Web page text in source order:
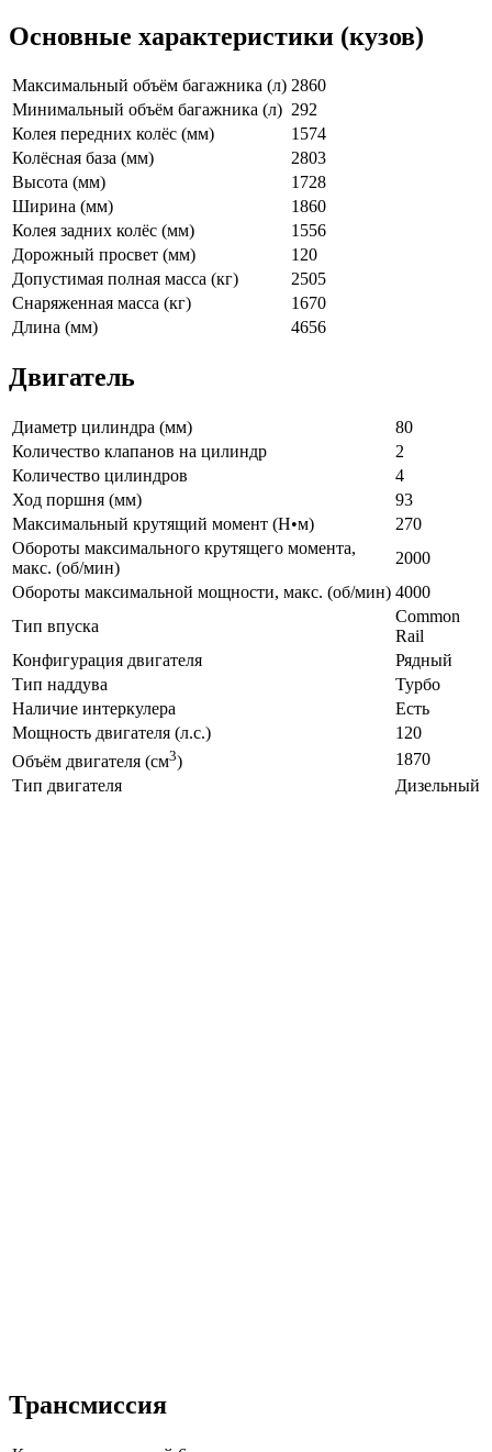
Основные характеристики (кузов)
Максимальный объём багажника (л) 2860
Минимальный объём багажника (л) 292
Колея передних колёс (мм)
1574
Колёсная база (мм)
2803
Высота (мм)
1728
Ширина (мм)
1860
Колея задних колёс (мм)
1556
Дорожный просвет (мм)
120
Допустимая полная масса (кг)
2505
Снаряженная масса (кг)
1670
Длина (мм)
4656
Двигатель
Диаметр цилиндра (мм)
80
Количество клапанов на цилиндр
2
Количество цилиндров
4
Ход поршня (мм)
93
Максимальный крутящий момент (Н•м)
270
Обороты максимального крутящего момента,
макс. (об/мин)
2000
Обороты максимальной мощности, макс. (об/мин) 4000
Тип впуска
Common
Rail
Конфигурация двигателя
Рядный
Тип наддува
Турбо
Наличие интеркулера
Есть
Мощность двигателя (л.с.)
120
Объём двигателя (см3)
1870
Тип двигателя
Дизельный
Трансмиссия